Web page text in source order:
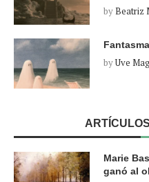
byBeatriz
byUve
Marie
ganó al